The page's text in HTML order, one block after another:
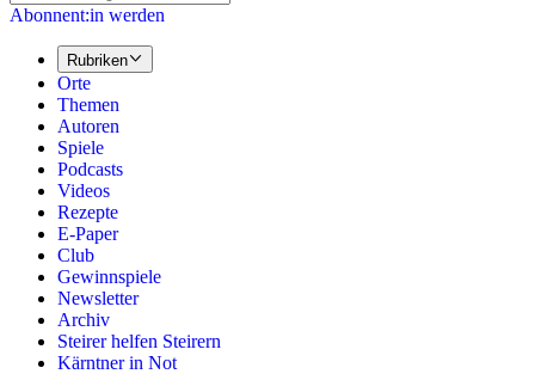
Abonnent:in werden
Rubriken
Orte
Themen
Autoren
Spiele
Podcasts
Videos
Rezepte
E-Paper
Club
Gewinnspiele
Newsletter
Archiv
Steirer helfen Steirern
Kärntner in Not